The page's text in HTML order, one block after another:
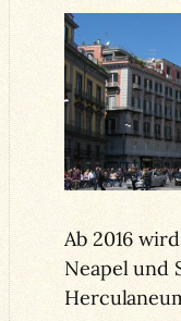
Ab 2016
Neapel und